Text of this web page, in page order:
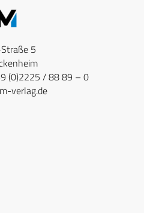
5
(0)2225 / 88 89 – 0
verlag.de